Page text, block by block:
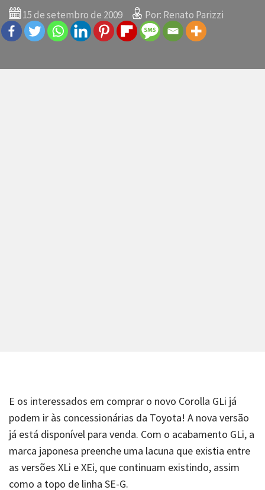
15 de setembro de 2009 Por: Renato Parizzi
E os interessados em comprar o novo Corolla GLi já
podem ir às concessionárias da Toyota! A nova versão
já está disponível para venda. Com o acabamento GLi, a
marca japonesa preenche uma lacuna que existia entre
as versões XLi e XEi, que continuam existindo, assim
como a topo de linha SE-G.